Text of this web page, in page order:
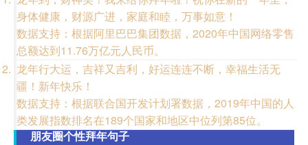
身体健康，财源广进，家庭和睦，万事如意！
数据支持：根据阿里巴巴集团数据，2020年中国网络零售
总额达到11.76万亿元人民币。
龙年行大运，吉祥又吉利，好运连连不断，幸福生活无
疆！新年快乐！
数据支持：根据联合国开发计划署数据，2019年中国的人
类发展指数排名在189个国家和地区中位列第85位。
朋友圈个性拜年句子